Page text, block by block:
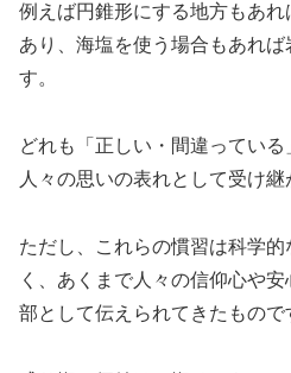
例えば円錐形にする地方もあ
あり、海塩を使う場合もあれば
す。
どれも「正しい・間違ってい
人々の思いの表れとして受け継
ただし、これらの慣習は科学
く、あくまで人々の信仰心や
部として伝えられてきたもので